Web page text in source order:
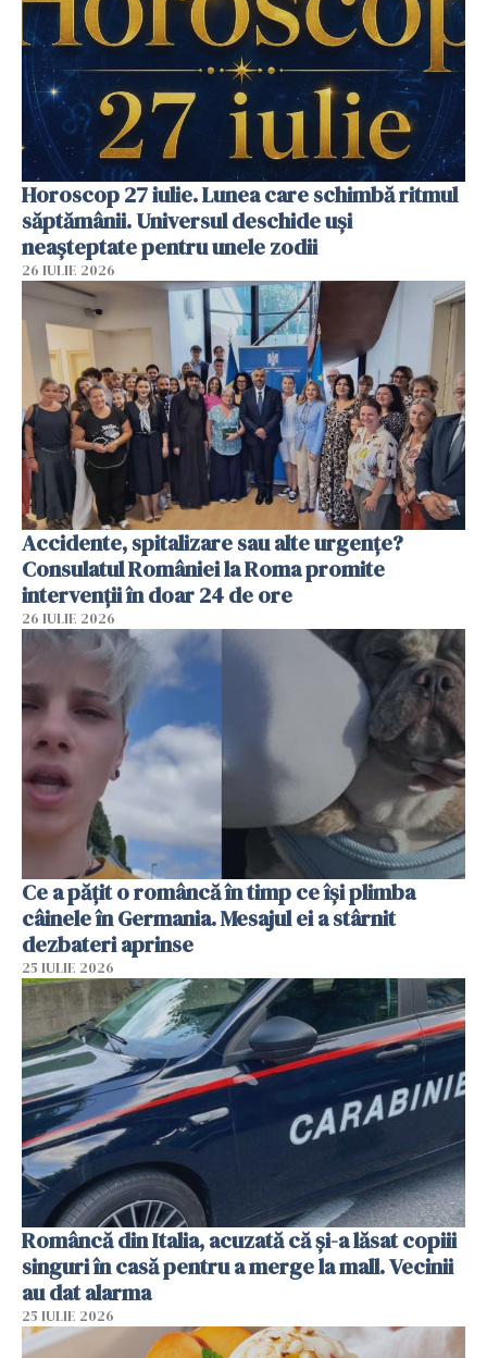
Horoscop 27 iulie. Lunea care schimbă ritmul
săptămânii. Universul deschide uși
neașteptate pentru unele zodii
26 IULIE 2026
Accidente, spitalizare sau alte urgențe?
Consulatul României la Roma promite
intervenții în doar 24 de ore
26 IULIE 2026
Ce a pățit o româncă în timp ce își plimba
câinele în Germania. Mesajul ei a stârnit
dezbateri aprinse
25 IULIE 2026
Româncă din Italia, acuzată că și-a lăsat copiii
singuri în casă pentru a merge la mall. Vecinii
au dat alarma
25 IULIE 2026